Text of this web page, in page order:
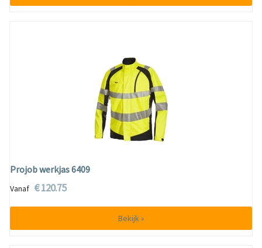
Projob werkjas 6409
Vanaf € 120.75
Bekijk »